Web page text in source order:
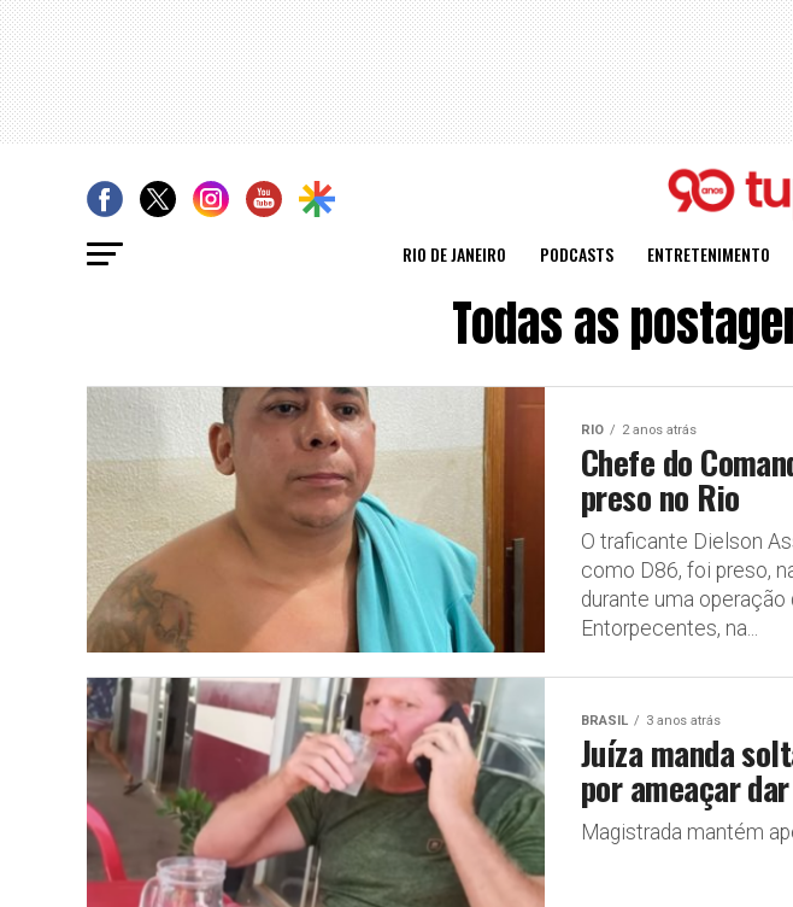
RIO DE JANEIRO PODCASTS ENTRETENIMENTO
Todas as
RIO 2 anos atrás
Chefe do
preso no Rio
O traficante Dielson
como D86, foi preso,
durante uma
Entorpecentes, na...
BRASIL 3 anos atrás
Juíza manda
por ameaçar
Magistrada mantém